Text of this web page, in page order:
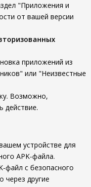
"Приложения и
от вашей версии
приложений из
или "Неизвестные
Возможно,
действие.
устройстве для
APK-файла.
файл с безопасного
через другие